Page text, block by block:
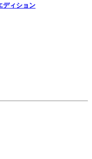
ディション